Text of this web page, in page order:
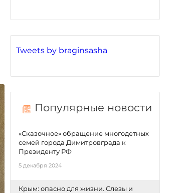
Tweets by braginsasha
Популярные новости
«Сказочное» обращение многодетных
семей города Димитровграда к
Президенту РФ
5 декабря 2024
Крым: опасно для жизни. Слезы и